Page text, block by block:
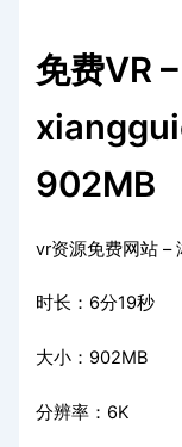
免费VR
902MB
vr资源免费网站 –
时长：6分19秒
大小：902MB
分辨率：6K